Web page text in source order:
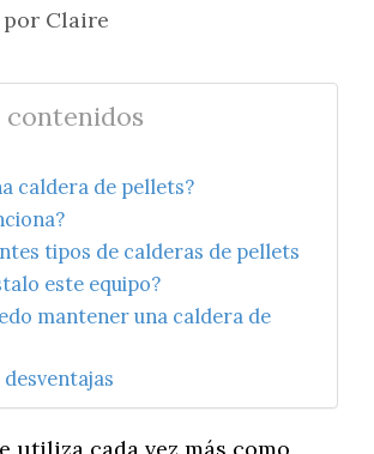
por Claire
caldera de pellets?
tipos de calderas de pellets
este equipo?
mantener una caldera de